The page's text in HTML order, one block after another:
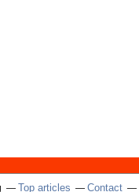
Top articles Contact